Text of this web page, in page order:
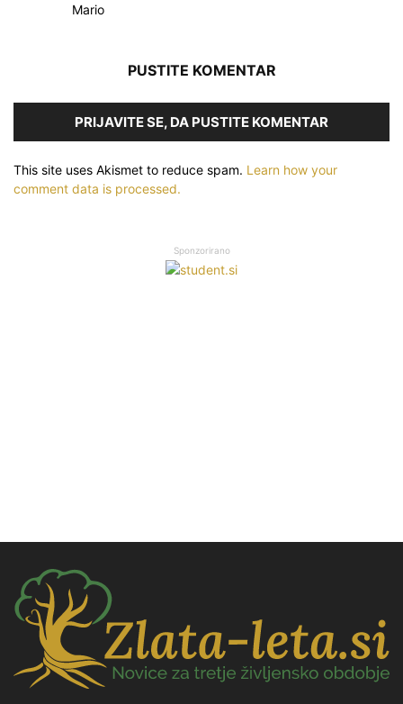
Mario
PUSTITE KOMENTAR
PRIJAVITE SE, DA PUSTITE KOMENTAR
This site uses Akismet to reduce spam. Learn how your
comment data is processed.
Sponzorirano